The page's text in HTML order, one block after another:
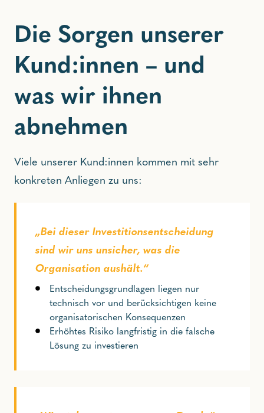
Die Sorgen unserer
Kund:innen – und
was wir ihnen
abnehmen
Viele unserer Kund:innen kommen mit sehr
konkreten Anliegen zu uns:
„Bei dieser Investitionsentscheidung
sind wir uns unsicher, was die
Organisation aushält.“
Entscheidungsgrundlagen liegen nur
technisch vor und berücksichtigen keine
organisatorischen Konsequenzen
Erhöhtes Risiko langfristig in die falsche
Lösung zu investieren